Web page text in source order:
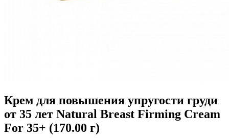
Крем для повышения упругости груди
от 35 лет Natural Breast Firming Cream
For 35+ (170.00 г)